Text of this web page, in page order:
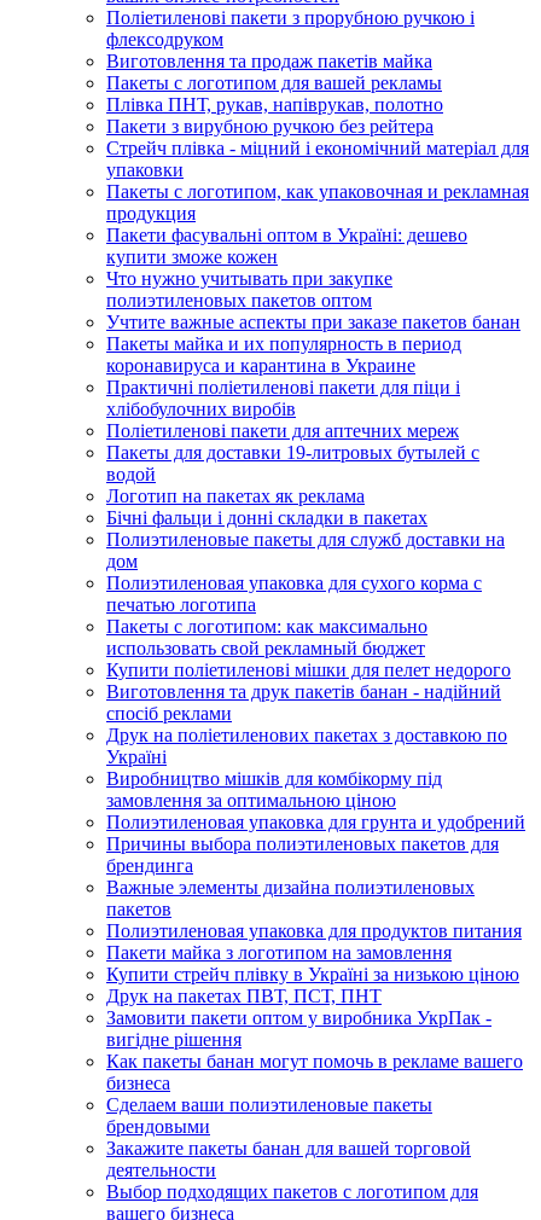
Поліетиленові пакети з прорубною ручкою і
флексодруком
Виготовлення та продаж пакетів майка
Пакеты с логотипом для вашей рекламы
Плівка ПНТ, рукав, напіврукав, полотно
Пакети з вирубною ручкою без рейтера
Стрейч плівка - міцний і економічний матеріал для
упаковки
Пакеты с логотипом, как упаковочная и рекламная
продукция
Пакети фасувальні оптом в Україні: дешево
купити зможе кожен
Что нужно учитывать при закупке
полиэтиленовых пакетов оптом
Учтите важные аспекты при заказе пакетов банан
Пакеты майка и их популярность в период
коронавируса и карантина в Украине
Практичні поліетиленові пакети для піци і
хлібобулочних виробів
Поліетиленові пакети для аптечних мереж
Пакеты для доставки 19-литровых бутылей с
водой
Логотип на пакетах як реклама
Бічні фальци і донні складки в пакетах
Полиэтиленовые пакеты для служб доставки на
дом
Полиэтиленовая упаковка для сухого корма с
печатью логотипа
Пакеты с логотипом: как максимально
использовать свой рекламный бюджет
Купити поліетиленові мішки для пелет недорого
Виготовлення та друк пакетів банан - надійний
спосіб реклами
Друк на поліетиленових пакетах з доставкою по
Україні
Виробництво мішків для комбікорму під
замовлення за оптимальною ціною
Полиэтиленовая упаковка для грунта и удобрений
Причины выбора полиэтиленовых пакетов для
брендинга
Важные элементы дизайна полиэтиленовых
пакетов
Полиэтиленовая упаковка для продуктов питания
Пакети майка з логотипом на замовлення
Купити стрейч плівку в Україні за низькою ціною
Друк на пакетах ПВТ, ПСТ, ПНТ
Замовити пакети оптом у виробника УкрПак -
вигідне рішення
Как пакеты банан могут помочь в рекламе вашего
бизнеса
Сделаем ваши полиэтиленовые пакеты
брендовыми
Закажите пакеты банан для вашей торговой
деятельности
Выбор подходящих пакетов с логотипом для
вашего бизнеса